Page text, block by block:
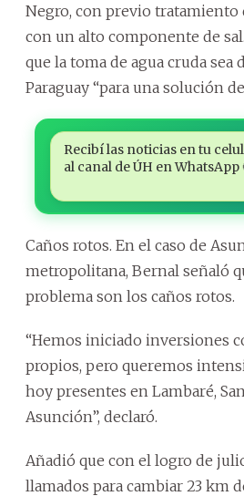
Negro, con previo tratamiento
con un alto componente de
que la toma de agua cruda sea
Paraguay “para una solución
Recibí las noticias en tu
al canal de ÚH en WhatsApp
Caños rotos. En el caso de
metropolitana, Bernal señaló
problema son los caños rotos.
“Hemos iniciado inversiones
propios, pero queremos
hoy presentes en Lambaré,
Asunción”, declaró.
Añadió que con el logro de
llamados para cambiar 23 km